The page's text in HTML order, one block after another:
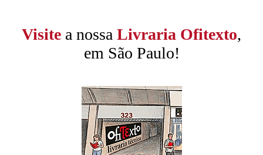
Visite a nossa Livraria Ofitexto,
em São Paulo!